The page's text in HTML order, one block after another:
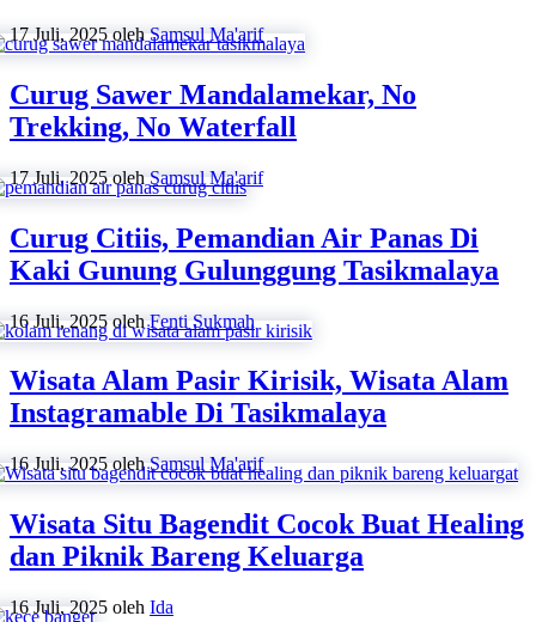
17 Juli, 2025 olehSamsul Ma'arif
Curug Sawer Mandalamekar, No
Trekking, No Waterfall
17 Juli, 2025 olehSamsul Ma'arif
Curug Citiis, Pemandian Air Panas Di
Kaki Gunung Gulunggung Tasikmalaya
16 Juli, 2025 olehFenti Sukmah
Wisata Alam Pasir Kirisik, Wisata Alam
Instagramable Di Tasikmalaya
16 Juli, 2025 olehSamsul Ma'arif
Wisata Situ Bagendit Cocok Buat Healing
dan Piknik Bareng Keluarga
16 Juli, 2025 oleh Ida